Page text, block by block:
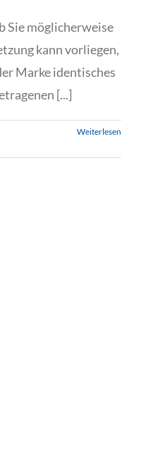
Sie möglicherweise
kann vorliegen,
Marke identisches
[...]
Weiterlesen